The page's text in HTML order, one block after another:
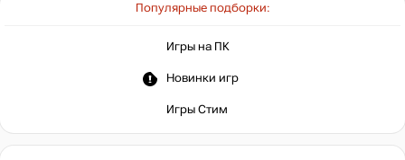
Популярные подборки:
Игры на ПК
Новинки игр
Игры Стим